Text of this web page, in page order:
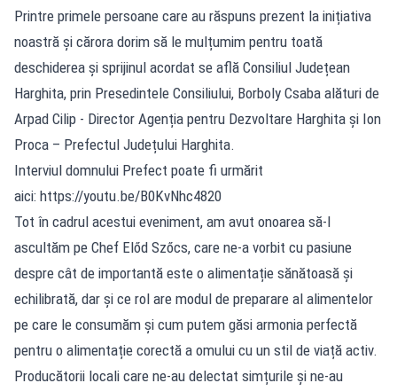
Printre primele persoane care au răspuns prezent la inițiativa
noastră și cărora dorim să le mulțumim pentru toată
deschiderea și sprijinul acordat se află Consiliul Județean
Harghita, prin Presedintele Consiliului, Borboly Csaba alături de
Arpad Cilip - Director Agenția pentru Dezvoltare Harghita și Ion
Proca – Prefectul Județului Harghita.
Interviul domnului Prefect poate fi urmărit
aici: https://youtu.be/B0KvNhc4820
Tot în cadrul acestui eveniment, am avut onoarea să-l
ascultăm pe Chef Előd Szőcs, care ne-a vorbit cu pasiune
despre cât de importantă este o alimentație sănătoasă și
echilibrată, dar și ce rol are modul de preparare al alimentelor
pe care le consumăm și cum putem găsi armonia perfectă
pentru o alimentație corectă a omului cu un stil de viață activ.
Producătorii locali care ne-au delectat simțurile și ne-au